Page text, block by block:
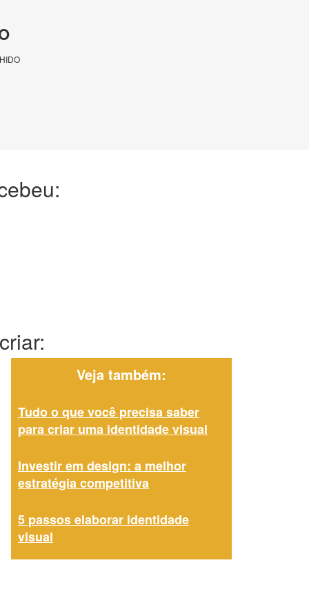
Veja também:
Tudo o que você precisa saber
para criar uma identidade visual
Investir em design: a melhor
estratégia competitiva
5 passos elaborar identidade
visual